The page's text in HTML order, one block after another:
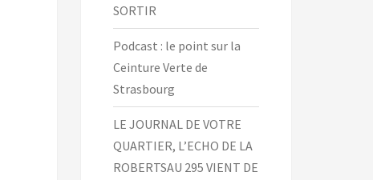
SORTIR
Podcast : le point sur la
Ceinture Verte de
Strasbourg
LE JOURNAL DE VOTRE
QUARTIER, L’ECHO DE LA
ROBERTSAU 295 VIENT DE